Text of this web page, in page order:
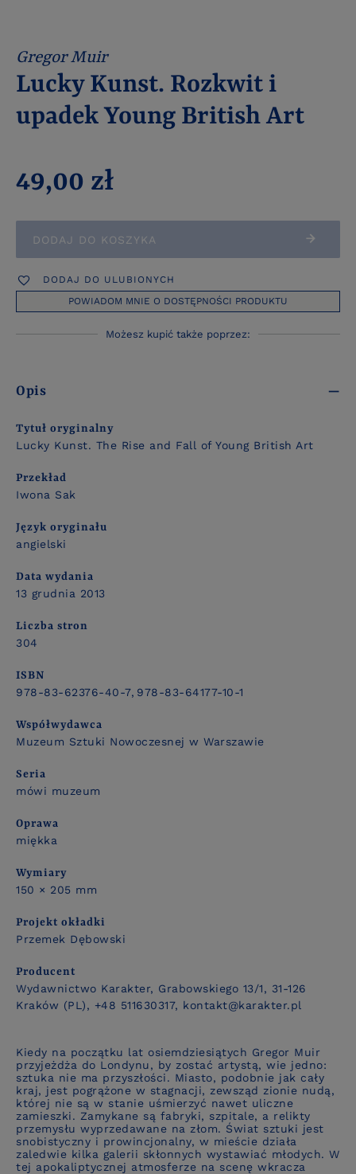
Gregor Muir
Lucky Kunst. Rozkwit i
upadek Young British Art
49,00 zł
DODAJ DO KOSZYKA
DODAJ DO ULUBIONYCH
POWIADOM MNIE O DOSTĘPNOŚCI PRODUKTU
Możesz kupić także poprzez:
Opis
Tytuł oryginalny
Lucky Kunst. The Rise and Fall of Young British Art
Przekład
Iwona Sak
Język oryginału
angielski
Data wydania
13 grudnia 2013
Liczba stron
304
ISBN
978-83-62376-40-7 978-83-64177-10-1
Współwydawca
Muzeum Sztuki Nowoczesnej w Warszawie
Seria
mówi muzeum
Oprawa
miękka
Wymiary
150 × 205 mm
Projekt okładki
Przemek Dębowski
Producent
Wydawnictwo Karakter, Grabowskiego 13/1, 31-126
Kraków (PL), +48 511630317, kontakt@karakter.pl
Kiedy na początku lat osiemdziesiątych Gregor Muir
przyjeżdża do Londynu, by zostać artystą, wie jedno:
sztuka nie ma przyszłości. Miasto, podobnie jak cały
kraj, jest pogrążone w stagnacji, zewsząd zionie nudą,
której nie są w stanie uśmierzyć nawet uliczne
zamieszki. Zamykane są fabryki, szpitale, a relikty
przemysłu wyprzedawane na złom. Świat sztuki jest
snobistyczny i prowincjonalny, w mieście działa
zaledwie kilka galerii skłonnych wystawiać młodych. W
tej apokaliptycznej atmosferze na scenę wkracza